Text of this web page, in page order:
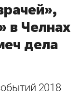
в Челнах
дела
2018